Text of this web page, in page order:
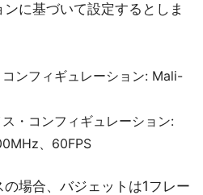
に基づいて設定するとしま
ンフィギュレーション: Mali-
・コンフィギュレーション:
、60FPS
場合、バジェットは1フレー